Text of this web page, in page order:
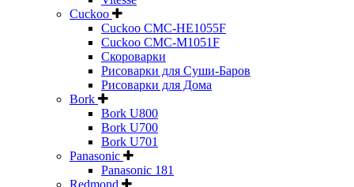
Cuckoo
Cuckoo CMC-HE1055F
Cuckoo CMC-M1051F
Скороварки
Рисоварки для Суши-Баров
Рисоварки для Дома
Bork
Bork U800
Bork U700
Bork U701
Panasonic
Panasonic 181
Redmond